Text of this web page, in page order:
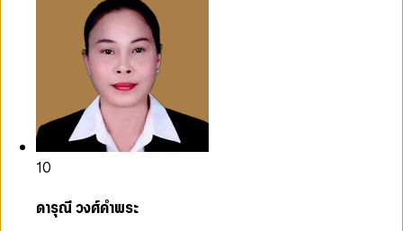
10
ดารุณี วงศ์คำพระ